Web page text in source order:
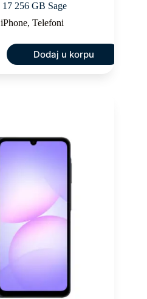
256 GB Sage
, Telefoni
Dodaj u korpu